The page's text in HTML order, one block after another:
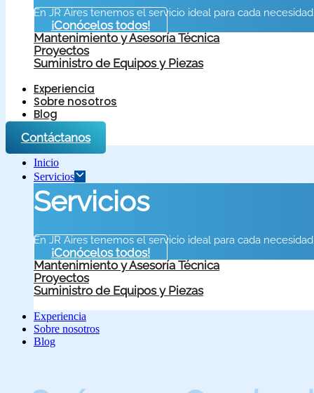
En JR Aires tenemos el servicio ideal para cada
¡Conócelos todos!
Mantenimiento y Asesoría Técnica
Proyectos
Suministro de Equipos y Piezas
Experiencia
Sobre nosotros
Blog
Contáctanos
Inicio
Servicios
Servicios
En JR Aires tenemos el servicio ideal para cada
¡Conócelos todos!
Mantenimiento y Asesoría Técnica
Proyectos
Suministro de Equipos y Piezas
Experiencia
Sobre nosotros
Blog